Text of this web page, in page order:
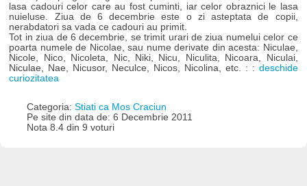
lasa cadouri celor care au fost cuminti, iar celor obraznici le lasa
nuieluse. Ziua de 6 decembrie este o zi asteptata de copii,
nerabdatori sa vada ce cadouri au primit.
Tot in ziua de 6 decembrie, se trimit urari de ziua numelui celor ce
poarta numele de Nicolae, sau nume derivate din acesta: Niculae,
Nicole, Nico, Nicoleta, Nic, Niki, Nicu, Niculita, Nicoara, Niculai,
Niculae, Nae, Nicusor, Neculce, Nicos, Nicolina, etc. : : deschide
curiozitatea
Categoria: Stiati ca Mos Craciun
Pe site din data de: 6 Decembrie 2011
Nota 8.4 din 9 voturi